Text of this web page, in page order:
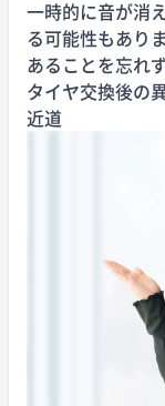
一時的に音が消
る可能性もあり
あることを忘れ
タイヤ交換後の
近道